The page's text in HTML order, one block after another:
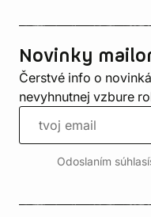
Novinky
Čerstvé info o
nevyhnutnej vzbure
Odoslaním